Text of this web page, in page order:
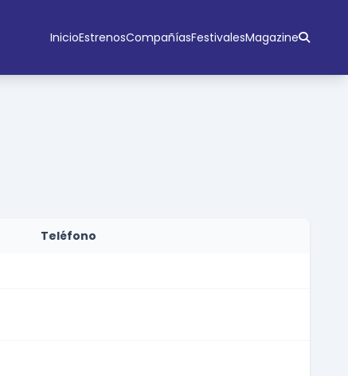
InicioEstrenosCompañíasFestivalesMagazine
Teléfono